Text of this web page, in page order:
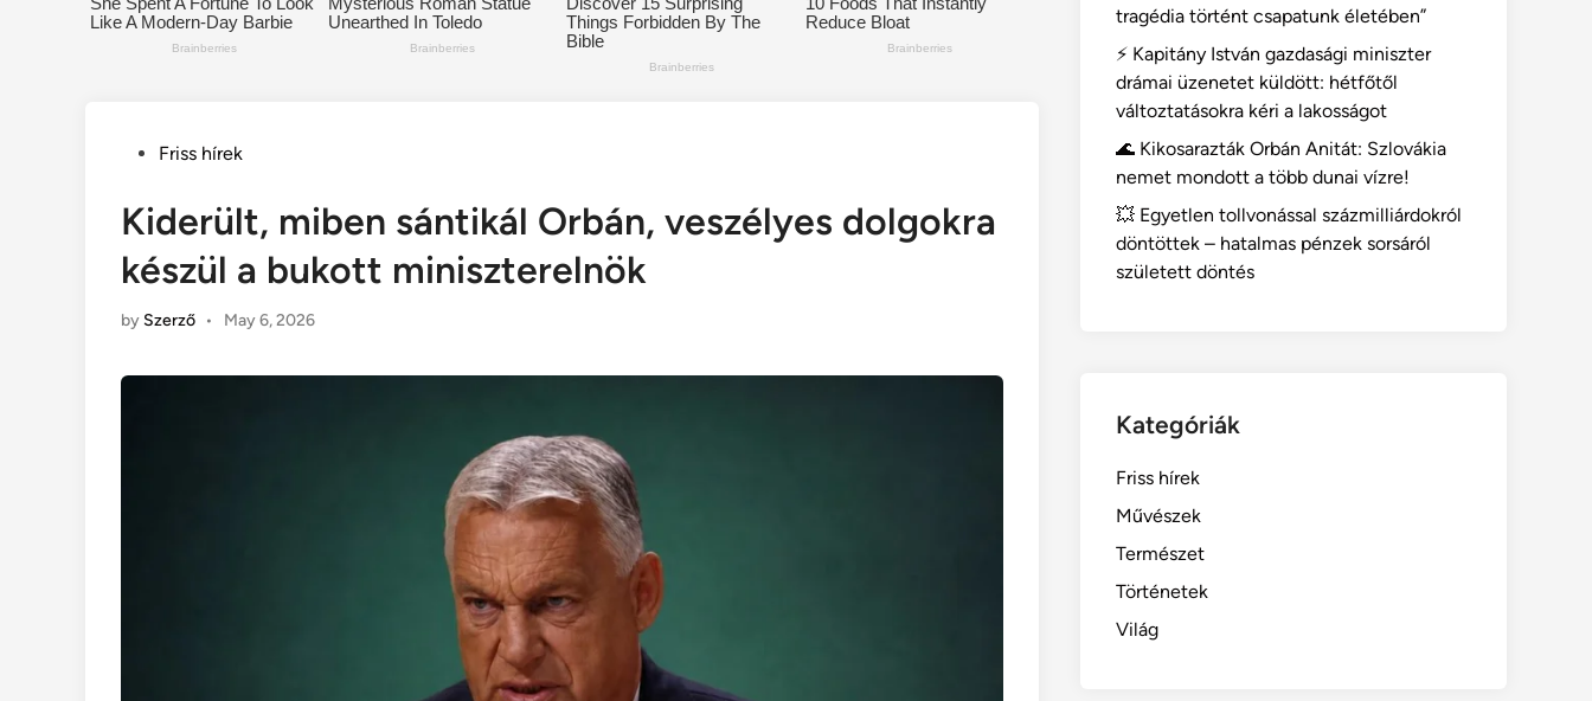
PostedFriss hírek
Kiderült, miben sántikál Orbán, veszélyes dolgokra
készül a bukott miniszterelnök
by Szerző • May 6, 2026
tragédia történt csapatunk életében”
⚡ Kapitány István gazdasági miniszter
drámai üzenetet küldött: hétfőtől
változtatásokra kéri a lakosságot
🌊 Kikosarazták Orbán Anitát: Szlovákia
nemet mondott a több dunai vízre!
💥 Egyetlen tollvonással százmilliárdokról
döntöttek – hatalmas pénzek sorsáról
született döntés
Kategóriák
Friss hírek
Művészek
Természet
Történetek
Világ